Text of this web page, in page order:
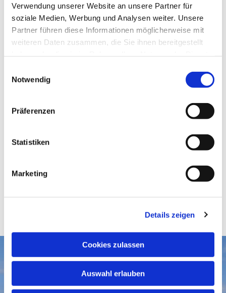
Verwendung unserer Website an unsere Partner für
soziale Medien, Werbung und Analysen weiter. Unsere
Partner führen diese Informationen möglicherweise mit
weiteren Daten zusammen, die Sie ihnen bereitgestellt
Notwendig
Präferenzen
Statistiken
Marketing
Details zeigen
Cookies zulassen
Auswahl erlauben
Aktuelles
Gottesdienste
Gemeindegruß-Archiv